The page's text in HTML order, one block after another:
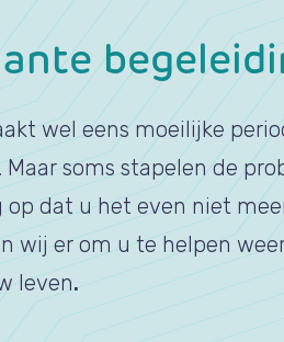
wel eens moeilijke
Maar soms stapelen de
op dat u het even niet
wij er om u te helpen
leven.